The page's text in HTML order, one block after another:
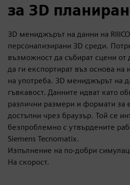
за 3D
3D мениджърът на данни на
персонализирани 3D среди.
възможност да събират сцени от
да ги експортират въз основа на
на употреба. 3D мениджърът на
гъвкавост. Данните идват като
различни размери и формати за
достъпни чрез браузър. Той се
безпроблемно с утвърдените
Siemens Tecnomatix.
Изпълнение на по-добри
На скорост.